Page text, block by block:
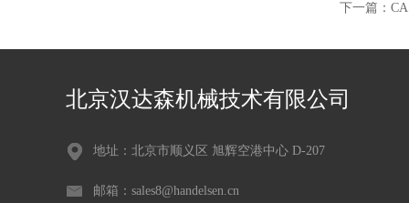
下一篇：
北京汉达森机械技术有限公司
地址：北京市顺义区 旭辉空港中心 D-207
邮箱：sales8@handelsen.cn